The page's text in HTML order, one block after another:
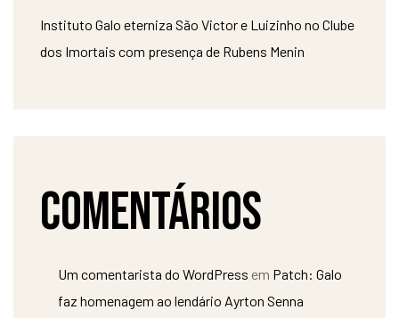
Instituto Galo eterniza São Victor e Luizinho no Clube
dos Imortais com presença de Rubens Menin
Comentários
Um comentarista do WordPress em Patch: Galo
faz homenagem ao lendário Ayrton Senna